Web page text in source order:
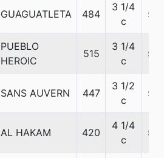
GUAGUATLETA 484
3 1/4
c
56
PUEBLO
HEROIC
515
3 1/4
c
56
SANS AUVERN 447
3 1/2
c
53
AL HAKAM 420
4 1/4
c
58